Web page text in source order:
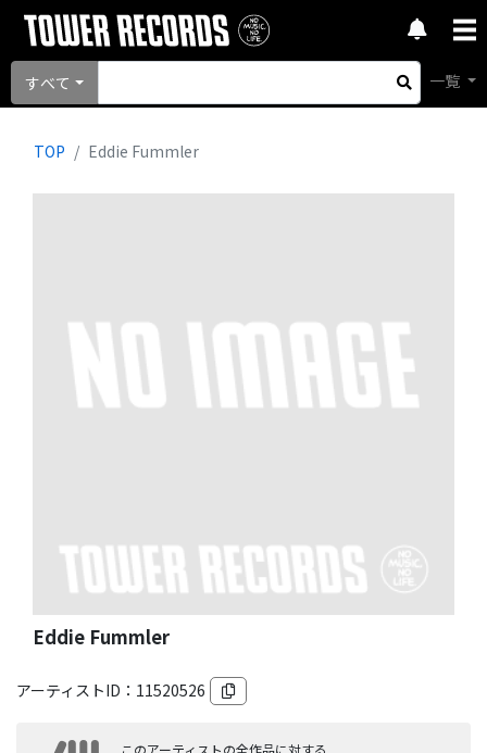
すべて 一覧
TOP Eddie Fummler
Eddie Fummler
アーティストID： 11520526
このアーティストの全作品に対する